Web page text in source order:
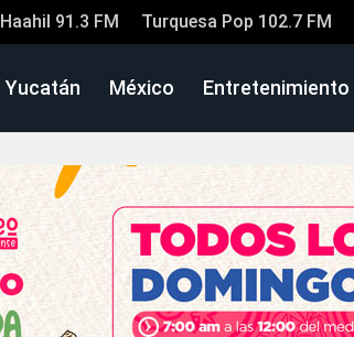
Haahil 91.3 FM Turquesa Pop 102.7 FM
Yucatán México Entretenimiento